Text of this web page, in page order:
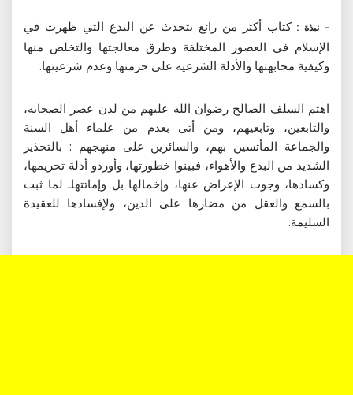
– نبذة :كتاب أكثر من رائع يتحدث عن البدع التي ظهرت في
الإسلام في العصور المختلفة وطرق معالجتها والتخلص منها
وكيفية مجابهتها والأدلة الشرعيه على حرمتها وعدم شرعيتها.
اهتم السلف الصالح رضوان الله عليهم من لدن عصر الصحابه،
والتابعين، وتابعيهم، ومن أتى بعدم من علماء أهل السنة
والجماعة المأتسين بهم، والسائرين على منهجهم : بالتحذير
الشديد من البدع والأهواء، فبينوا خطورتها، وأوردو أدلة تحريمها،
وكسادها، وجوب الإعراض عنها، وإخمالها بل وإماتتهاـ لما ثبت
بالسمع والعقل من مضارها على الدين، ولإفسادها للعقيدة
السليمة.